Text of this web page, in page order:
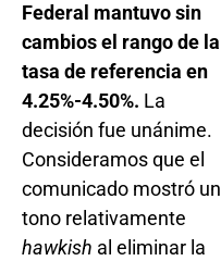
Federal mantuvo sin
cambios el rango de la
tasa de referencia en
4.25%-4.50%. La
decisión fue unánime.
Consideramos que el
comunicado mostró un
tono relativamente
hawkish al eliminar la